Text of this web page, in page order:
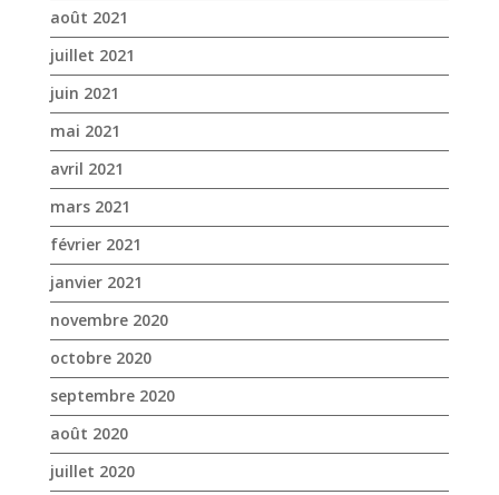
août 2021
juillet 2021
juin 2021
mai 2021
avril 2021
mars 2021
février 2021
janvier 2021
novembre 2020
octobre 2020
septembre 2020
août 2020
juillet 2020